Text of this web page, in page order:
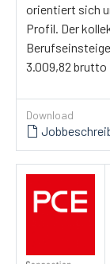
orientiert sich
Profil. Der
3.009,82 brutto
Download